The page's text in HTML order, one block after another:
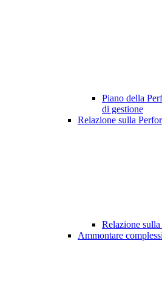
Piano della
di gestione
Relazione sulla
Relazione
Ammontare